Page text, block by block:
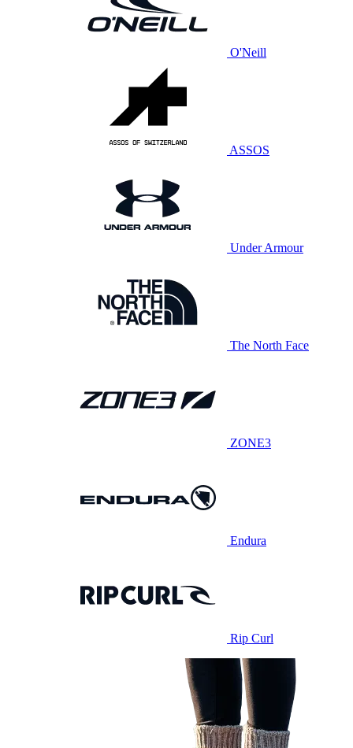
O'Neill
ASSOS
Under Armour
The North Face
ZONE3
Endura
Rip Curl